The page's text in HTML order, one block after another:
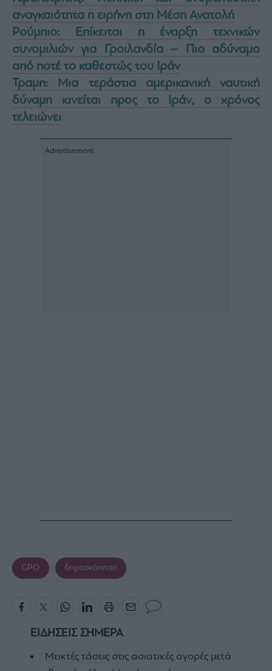
αναγκαιότητα η ειρήνη στη Μέση Ανατολή
Ρούμπιο: Επίκειται η έναρξη τεχνικών
συνομιλιών για Γροιλανδία – Πιο αδύναμο
από ποτέ το καθεστώς του Ιράν
Τραμπ: Μια τεράστια αμερικανική ναυτική
δύναμη κινείται προς το Ιράν, ο χρόνος
τελειώνει
GPO δημοσκόπηση
ΕΙΔΗΣΕΙΣ ΣΗΜΕΡΑ
Μεικτές τάσεις στις ασιατικές αγορές μετά